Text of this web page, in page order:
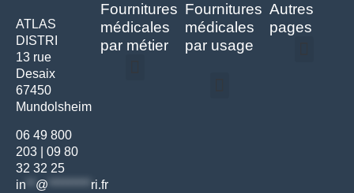
ATLAS
DISTRI
13 rue
Desaix
67450
Mundolsheim
06 49 800
203
09 80
32 32 25
in
@ ********* ri.fr
Fournitures
médicales
par métier
Fournitures
médicales
par usage
Autres
pages